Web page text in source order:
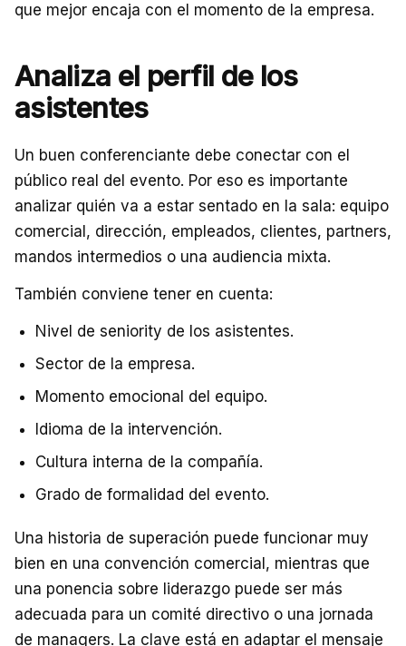
que mejor encaja con el momento de la empresa.
Analiza el perfil de los
asistentes
Un buen conferenciante debe conectar con el
público real del evento. Por eso es importante
analizar quién va a estar sentado en la sala: equipo
comercial, dirección, empleados, clientes, partners,
mandos intermedios o una audiencia mixta.
También conviene tener en cuenta:
Nivel de seniority de los asistentes.
Sector de la empresa.
Momento emocional del equipo.
Idioma de la intervención.
Cultura interna de la compañía.
Grado de formalidad del evento.
Una historia de superación puede funcionar muy
bien en una convención comercial, mientras que
una ponencia sobre liderazgo puede ser más
adecuada para un comité directivo o una jornada
de managers. La clave está en adaptar el mensaje